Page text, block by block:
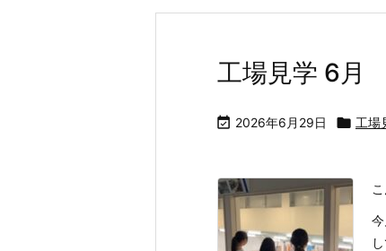
工場見学 6月
 2026年6月29日  工場